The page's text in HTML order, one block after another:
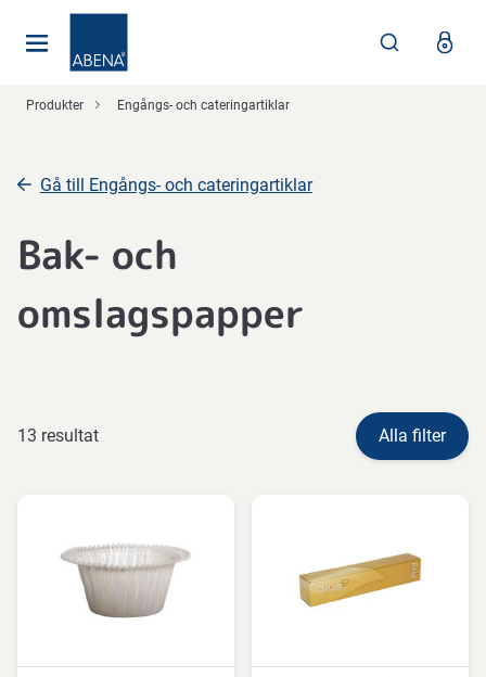
Produkter Engångs- och cateringartiklar
Gå till Engångs- och cateringartiklar
Bak- och
omslagspapper
13 resultat Alla filter